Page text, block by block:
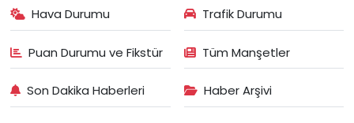
Hava Durumu Trafik Durumu
Puan Durumu ve Fikstür Tüm Manşetler
Son Dakika Haberleri Haber Arşivi